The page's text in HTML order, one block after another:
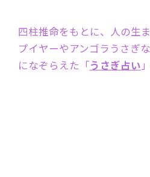
四柱推命をもとに、人の生
プイヤーやアンゴラうさぎ
になぞらえた「うさぎ占い